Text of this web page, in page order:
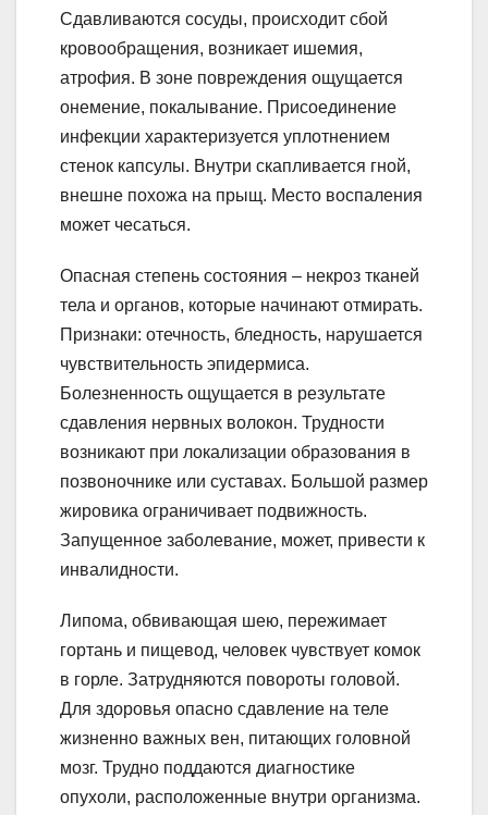
Сдавливаются сосуды, происходит сбой
кровообращения, возникает ишемия,
атрофия. В зоне повреждения ощущается
онемение, покалывание. Присоединение
инфекции характеризуется уплотнением
стенок капсулы. Внутри скапливается гной,
внешне похожа на прыщ. Место воспаления
может чесаться.
Опасная степень состояния – некроз тканей
тела и органов, которые начинают отмирать.
Признаки: отечность, бледность, нарушается
чувствительность эпидермиса.
Болезненность ощущается в результате
сдавления нервных волокон. Трудности
возникают при локализации образования в
позвоночнике или суставах. Большой размер
жировика ограничивает подвижность.
Запущенное заболевание, может, привести к
инвалидности.
Липома, обвивающая шею, пережимает
гортань и пищевод, человек чувствует комок
в горле. Затрудняются повороты головой.
Для здоровья опасно сдавление на теле
жизненно важных вен, питающих головной
мозг. Трудно поддаются диагностике
опухоли, расположенные внутри организма.